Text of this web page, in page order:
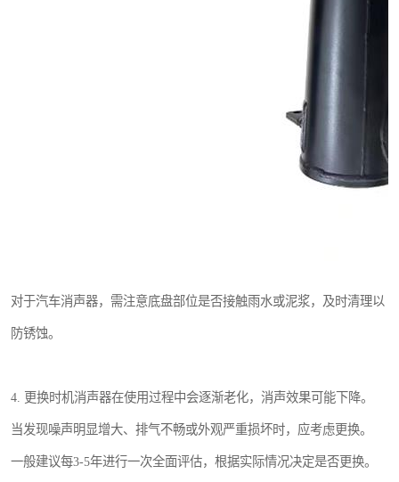
对于汽车消声器，需注意底盘部位是否接触雨水或泥浆，及时清理以
防锈蚀。
4. 更换时机消声器在使用过程中会逐渐老化，消声效果可能下降。
当发现噪声明显增大、排气不畅或外观严重损坏时，应考虑更换。
一般建议每3-5年进行一次全面评估，根据实际情况决定是否更换。